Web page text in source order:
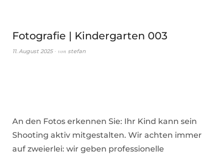
Fotografie | Kindergarten 003
11. August 2025 von stefan
An den Fotos erkennen Sie: Ihr Kind kann sein
Shooting aktiv mitgestalten. Wir achten immer
auf zweierlei: wir geben professionelle